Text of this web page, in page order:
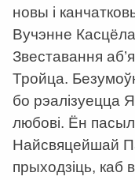
новы і
Вучэнне
Звеставання
Тройца.
бо рэалізуецца
любові. Ён
Найсвяцейшай
прыходзіць, каб